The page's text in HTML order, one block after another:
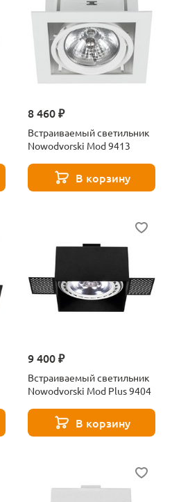
8 460 ₽
Встраиваемый светильник
Nowodvorski Mod 9413
В корзину
9 400 ₽
Встраиваемый светильник
Nowodvorski Mod Plus 9404
В корзину